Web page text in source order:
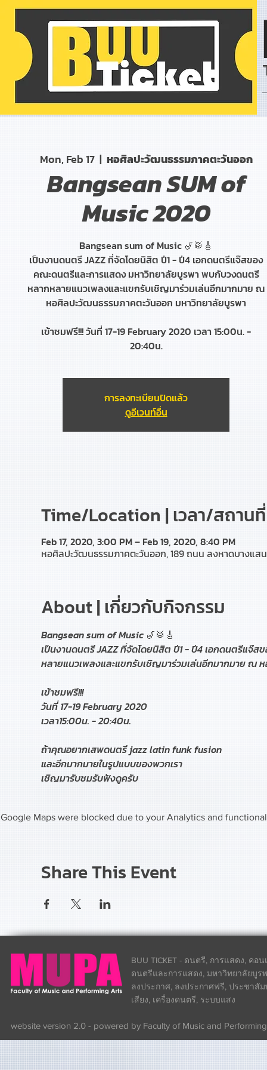
Mon, Feb 17
  |
หอศิลปะวัฒนธรรมภาคตะวันออก
Bangsean SUM of
Music 2020
Bangsean sum of Music 🎷🥁🎸
เป็นงานดนตรี JAZZ ที่จัดโดยนิสิต ปี1 - ปี4 เอกดนตรีแจ๊สของ
คณะดนตรีและการแสดง มหาวิทยาลัยบูรพา พบกับวงดนตรี
หลากหลายแนวเพลงและแขกรับเชิญมาร่วมเล่นอีกมากมาย ณ
หอศิลปะวัฒนธรรมภาคตะวันออก มหาวิทยาลัยบูรพา
เข้าชมฟรี!!! วันที่ 17-19 February 2020 เวลา 15:00น. -
20:40น.
การลงทะเบียนปิดแล้ว
ดูอีเวนท์อื่น
Time/Location | เวลา/สถานที่
Feb 17, 2020, 3:00 PM – Feb 19, 2020, 8:40 PM
หอศิลปะวัฒนธรรมภาคตะวันออก, 189 ถนน ลงหาดบางแส
About | เกี่ยวกับกิจกรรม
Bangsean sum of Music 🎷🥁🎸
เป็นงานดนตรี JAZZ ที่จัดโดยนิสิต ปี1 - ปี4 เอกดนตรีแจ๊
เข้าชมฟรี!!!
วันที่ 17-19 February 2020
ถ้าคุณอยากเสพดนตรี jazz latin funk fusion
และอีกมากมายในรูปแบบของพวกเรา
เชิญมารับชมรับฟังดูครับ
Google Maps were blocked due to your Analytics and
Share This Event
BUU TICKET - ดนตรี, การแสดง, คอ
ดนตรีและการแสดง, มหาวิทยาลัยบูร
ลงประกาศ, ลงประกาศฟรี, ประชาสั
เสียง, เครื่องดนตรี, ระบบแสง
website version 2.0 - powered by Faculty of Music and